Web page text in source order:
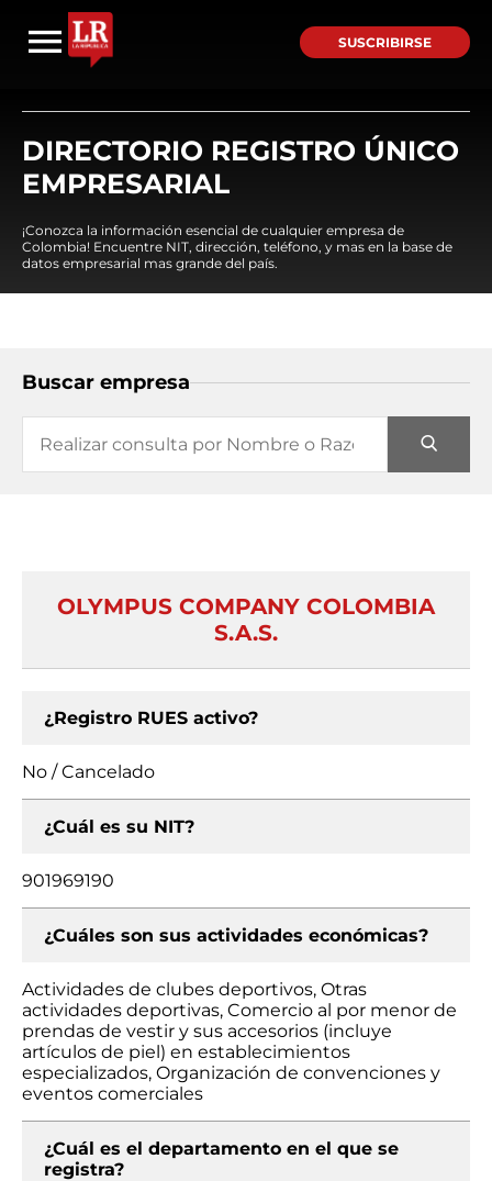
SUSCRIBIRSE
DIRECTORIO REGISTRO ÚNICO
EMPRESARIAL
¡Conozca la información esencial de cualquier empresa de
Colombia! Encuentre NIT, dirección, teléfono, y mas en la base de
datos empresarial mas grande del país.
Buscar empresa
OLYMPUS COMPANY COLOMBIA
S.A.S.
¿Registro RUES activo?
No / Cancelado
¿Cuál es su NIT?
901969190
¿Cuáles son sus actividades económicas?
Actividades de clubes deportivos, Otras
actividades deportivas, Comercio al por menor de
prendas de vestir y sus accesorios (incluye
artículos de piel) en establecimientos
especializados, Organización de convenciones y
eventos comerciales
¿Cuál es el departamento en el que se
registra?